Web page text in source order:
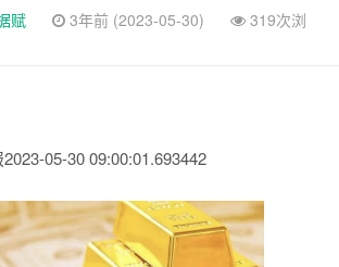
赋 3年前 (2023-05-30)
319次浏
05-30 09:00:01.693442